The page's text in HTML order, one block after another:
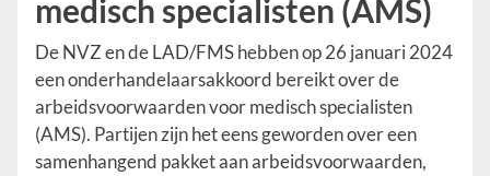
medisch specialisten (AMS)
De NVZ en de LAD/FMS hebben op 26 januari 2024
een onderhandelaarsakkoord bereikt over de
arbeidsvoorwaarden voor medisch specialisten
(AMS). Partijen zijn het eens geworden over een
samenhangend pakket aan arbeidsvoorwaarden,